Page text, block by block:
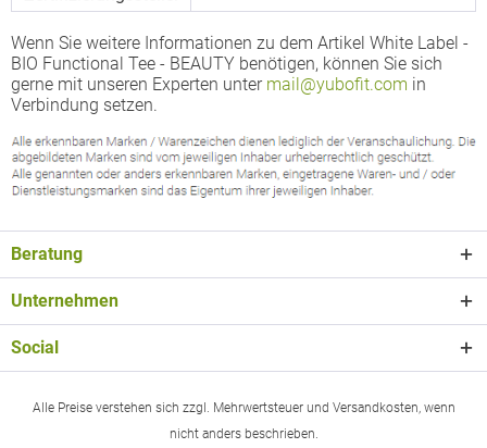
Wenn Sie weitere Informationen zu dem Artikel White Label -
BIO Functional Tee - BEAUTY benötigen, können Sie sich
gerne mit unseren Experten unter mail@yubofit.com in
Verbindung setzen.
Beratung
Unternehmen
Social
Alle Preise verstehen sich zzgl. Mehrwertsteuer und Versandkosten, wenn
nicht anders beschrieben.